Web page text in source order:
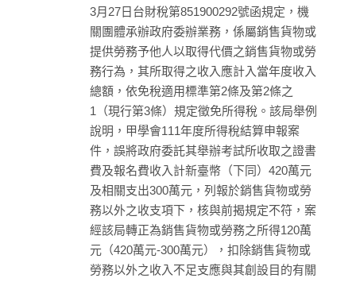
3月27日台財稅第851900292號函規定，機
關團體承辦政府委辦業務，係屬銷售貨物或
提供勞務予他人以取得代價之銷售貨物或勞
務行為，其所取得之收入應計入當年度收入
總額，依免稅適用標準第2條及第2條之
1（現行第3條）規定徵免所得稅。該局舉例
說明，甲學會111年度所得稅結算申報案
件，誤將政府委託其舉辦考試所收取之證書
費及報名費收入計新臺幣（下同）420萬元
及相關支出300萬元，列報於銷售貨物或勞
務以外之收支項下，核與前揭規定不符，案
經該局轉正為銷售貨物或勞務之所得120萬
元（420萬元-300萬元），扣除銷售貨物或
勞務以外之收入不足支應與其創設目的有關